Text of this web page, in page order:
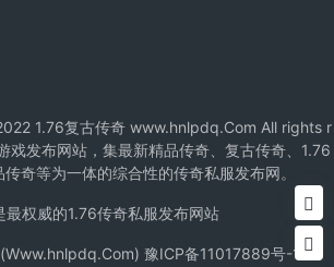
1.76复古传奇 www.hnlpdq.Com All rights r
戏发布网站，集最新精品传奇、复古传奇、1.76
奇等为一体的综合性的传奇私服发布网。
最权威的1.76传奇私服发布网站
豫ICP备11017889号-1